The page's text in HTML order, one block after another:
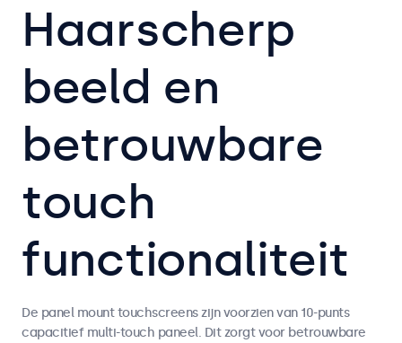
Haarscherp
beeld en
betrouwbare
touch
functionaliteit
De panel mount touchscreens zijn voorzien van 10-punts
capacitief multi-touch paneel. Dit zorgt voor betrouwbare